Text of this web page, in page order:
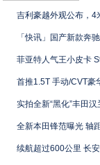
吉利豪越外观公布，4
「快讯」国产新款奔
菲亚特人气王小皮卡
首推1.5T 手动/CVT豪
实拍全新“黑化”丰田
全新本田锋范曝光 轴
续航超过600公里 长